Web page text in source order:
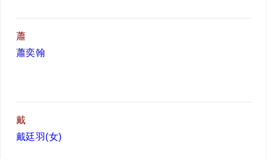
蕭
蕭奕翰
戴
戴廷羽 (女)